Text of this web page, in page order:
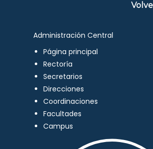
Administración Central
Página principal
Rectoría
Secretarios
Direcciones
Coordinaciones
Facultades
Campus